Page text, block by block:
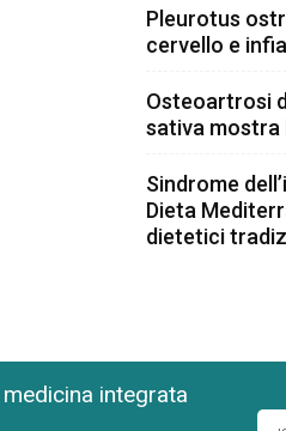
Pleurotus
cervello e
Osteoartrosi
sativa mostra
Sindrome
Dieta
dietetici
integrata